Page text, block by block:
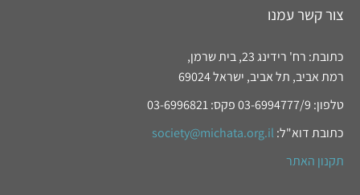
צור קשר עמנו
כתובת: רח' רידינג 23, בית שרמן,
רמת אביב, תל אביב, ישראל 69024
טלפון: 03-6994777/9 פקס: 03-6996821
כתובת דוא"ל: society@michata.org.il
תקנון האתר